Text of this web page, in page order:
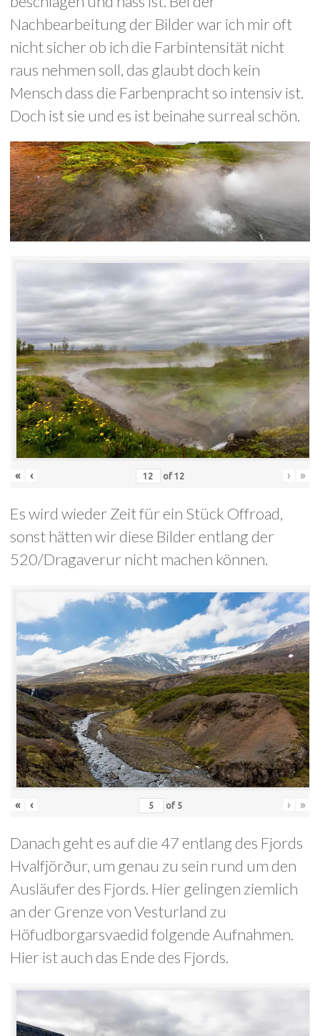
Nachbearbeitung der Bilder war ich mir oft
nicht sicher ob ich die Farbintensität nicht
raus nehmen soll, das glaubt doch kein
Mensch dass die Farbenpracht so intensiv ist.
Doch ist sie und es ist beinahe surreal schön.
« ‹ of 12 › »
Es wird wieder Zeit für ein Stück Offroad,
sonst hätten wir diese Bilder entlang der
520/Dragaverur nicht machen können.
« ‹ of 5 › »
Danach geht es auf die 47 entlang des Fjords
Hvalfjörður, um genau zu sein rund um den
Ausläufer des Fjords. Hier gelingen ziemlich
an der Grenze von Vesturland zu
Höfudborgarsvaedid folgende Aufnahmen.
Hier ist auch das Ende des Fjords.